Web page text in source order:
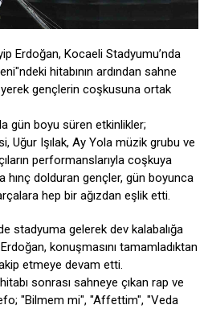
Erdoğan, Kocaeli Stadyumu’nda
hitabının ardından sahne
gençlerin coşkusuna ortak
gün boyu süren etkinlikler;
Uğur Işılak, Ay Yola müzik grubu ve
performanslarıyla coşkuya
hınç dolduran gençler, gün boyunca
hep bir ağızdan eşlik etti.
stadyuma gelerek dev kalabalığa
konuşmasını tamamladıktan
etmeye devam etti.
sonrası sahneye çıkan rap ve
"Bilmem mi", "Affettim", "Veda